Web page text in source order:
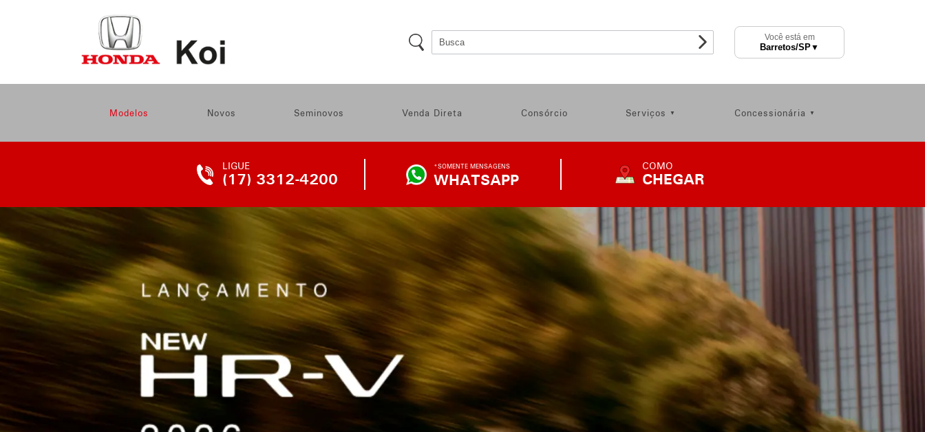
Você está em
Barretos/SP▼
Modelos Novos Seminovos Venda Direta Consórcio Serviços Concessionária
TELEFONE
LIGUE
(17) 3312-4200
WHATSAPP
*SOMENTE MENSAGENS
WHATSAPP
COMO
COMO
CHEGAR